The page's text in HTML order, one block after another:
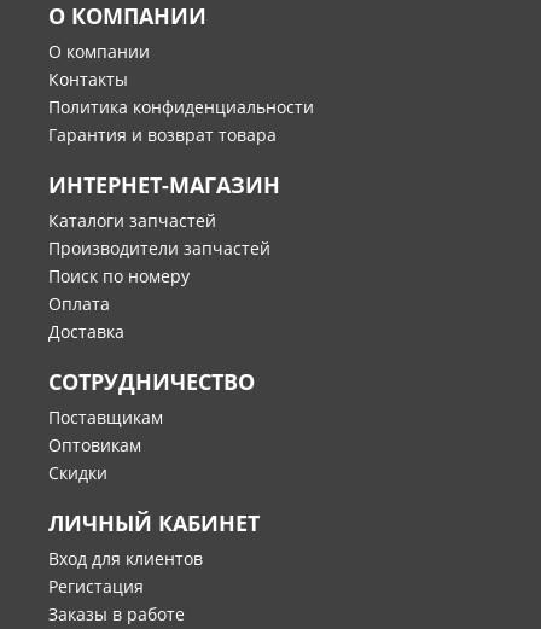
О КОМПАНИИ
О компании
Контакты
Политика конфиденциальности
Гарантия и возврат товара
ИНТЕРНЕТ-МАГАЗИН
Каталоги запчастей
Производители запчастей
Поиск по номеру
Оплата
Доставка
СОТРУДНИЧЕСТВО
Поставщикам
Оптовикам
Скидки
ЛИЧНЫЙ КАБИНЕТ
Вход для клиентов
Регистация
Заказы в работе